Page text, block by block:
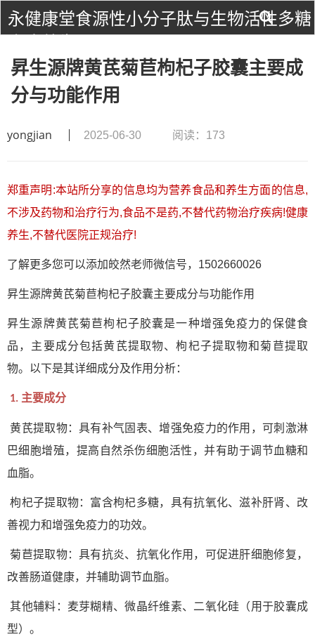
永健康堂食源性小分子肽与生物活性多糖
昇生源牌黄芪菊苣枸杞子胶囊主要成
分与功能作用
yongjian 2025-06-30 阅读：173
郑重声明:本站所分享的信息均为营养食品和养生方面的信息,
不涉及药物和治疗行为,食品不是药,不替代药物治疗疾病!健康
养生,不替代医院正规治疗!
了解更多您可以添加皎然老师微信号，1502660026
昇生源牌黄芪菊苣枸杞子胶囊主要成分与功能作用
昇生源牌黄芪菊苣枸杞子胶囊是一种增强免疫力的保健食
品，主要成分包括黄芪提取物、枸杞子提取物和菊苣提取
物。以下是其详细成分及作用分析：
1. 主要成分
黄芪提取物：具有补气固表、增强免疫力的作用，可刺激淋
巴细胞增殖，提高自然杀伤细胞活性，并有助于调节血糖和
血脂。
枸杞子提取物：富含枸杞多糖，具有抗氧化、滋补肝肾、改
善视力和增强免疫力的功效。
菊苣提取物：具有抗炎、抗氧化作用，可促进肝细胞修复，
改善肠道健康，并辅助调节血脂。
其他辅料：麦芽糊精、微晶纤维素、二氧化硅（用于胶囊成
型）。